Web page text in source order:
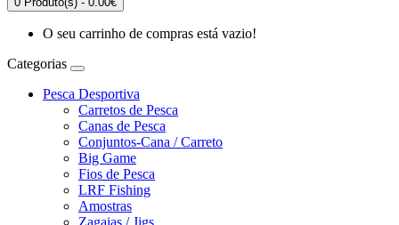
O seu carrinho de compras está vazio!
Categorias
Pesca Desportiva
Carretos de Pesca
Canas de Pesca
Conjuntos-Cana / Carreto
Big Game
Fios de Pesca
LRF Fishing
Amostras
Zagaias / Jigs